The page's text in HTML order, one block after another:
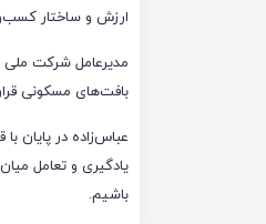
ارزش و ساختار
مدیرعامل شرکت ملی
بافت‌های مسکونی
عباس‌زاده در پایان با
یادگیری و تعامل
باشیم.